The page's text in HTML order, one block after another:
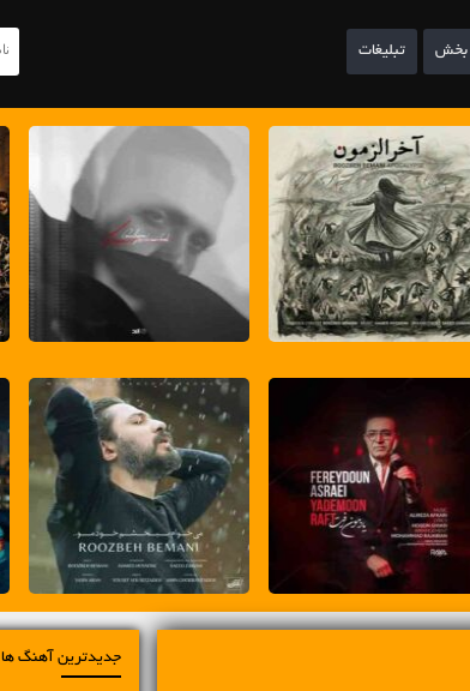
بخش تبلیغات
جدیدترین آهنگ ها